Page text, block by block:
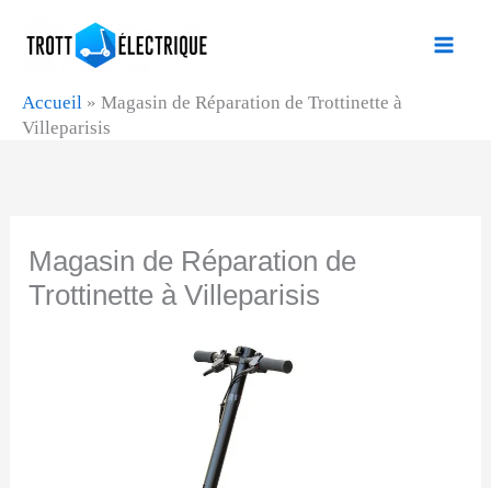
Accueil » Magasin de Réparation de Trottinette à
Villeparisis
Magasin de Réparation de
Trottinette à Villeparisis